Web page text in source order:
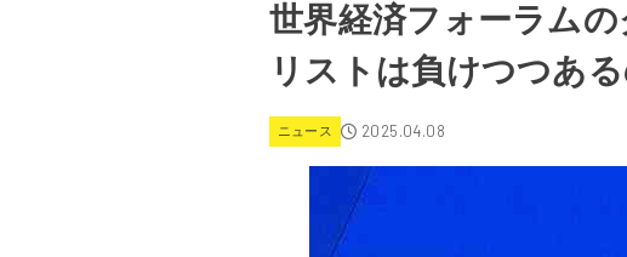
世界経済フォーラム
リストは負けつつあ
ニュース 2025.04.08